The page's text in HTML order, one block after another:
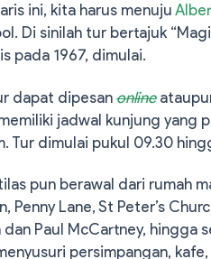
ini, kita harus menuju
Di sinilah tur bertajuk
pada 1967, dimulai.
dapat dipesan online
jadwal kunjung yang
Tur dimulai pukul 09.30
pun berawal dari rumah
Penny Lane, St Peter’s
dan Paul McCartney, hingga
persimpangan,